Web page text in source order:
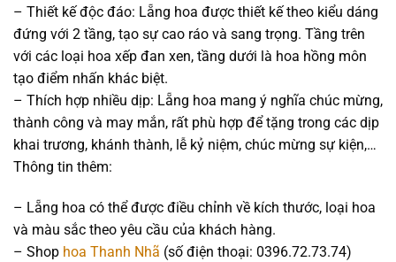
– Thiết kế độc đáo: Lẵng hoa được thiết kế theo kiểu dáng
đứng với 2 tầng, tạo sự cao ráo và sang trọng. Tầng trên
với các loại hoa xếp đan xen, tầng dưới là hoa hồng môn
tạo điểm nhấn khác biệt.
– Thích hợp nhiều dịp: Lẵng hoa mang ý nghĩa chúc mừng,
thành công và may mắn, rất phù hợp để tặng trong các dịp
khai trương, khánh thành, lễ kỷ niệm, chúc mừng sự kiện,…
Thông tin thêm:
– Lẵng hoa có thể được điều chỉnh về kích thước, loại hoa
và màu sắc theo yêu cầu của khách hàng.
– Shop hoa Thanh Nhã (số điện thoại: 0396.72.73.74)